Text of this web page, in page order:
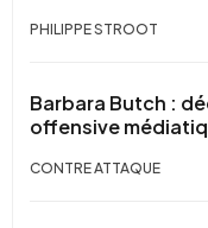
PHILIPPE STROOT
Barbara Butch :
offensive
CONTRE ATTAQUE